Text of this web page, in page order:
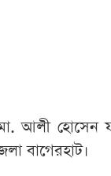
আলী হোসেন
বাগেরহাট।